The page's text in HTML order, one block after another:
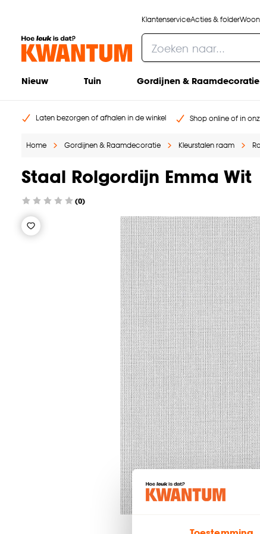
KlantenserviceActies & folder
Nieuw Tuin Gordijnen & Raamdecoratie
Laten bezorgen of afhalen in de winkel Shop online of in
Home Gordijnen & Raamdecoratie Kleurstalen raam
Staal Rolgordijn Emma Wit
(0)